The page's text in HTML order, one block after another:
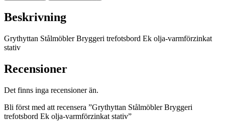
Beskrivning
Grythyttan Stålmöbler Bryggeri trefotsbord Ek olja-varmförzinkat
stativ
Recensioner
Det finns inga recensioner än.
Bli först med att recensera ”Grythyttan Stålmöbler Bryggeri
trefotsbord Ek olja-varmförzinkat stativ”